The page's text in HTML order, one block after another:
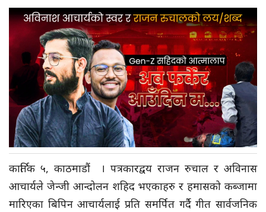
कार्तिक ५, काठमाडौं । पत्रकारद्वय राजन रुचाल र अविनास
आचार्यले जेन्जी आन्दोलन शहिद भएकाहरु र हमासको कब्जामा
मारिएका बिपिन आचार्यलाई प्रति समर्पित गर्दै गीत सार्वजनिक